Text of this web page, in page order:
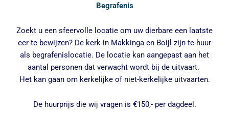
Begrafenis
Zoekt u een sfeervolle locatie om uw dierbare een laatste
eer te bewijzen? De kerk in Makkinga en Boijl zijn te huur
als begrafenislocatie. De locatie kan aangepast aan het
aantal personen dat verwacht wordt bij de uitvaart.
Het kan gaan om kerkelijke of niet-kerkelijke uitvaarten.
De huurprijs die wij vragen is €150,- per dagdeel.